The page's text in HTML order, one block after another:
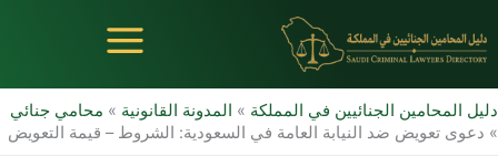
إلى
المحتوى
دليل المحامين الجنائيين في المملكة » المدونة القانونية » محامي جنائي
» دعوى تعويض ضد النيابة العامة في السعودية: الشروط – قيمة التعويض